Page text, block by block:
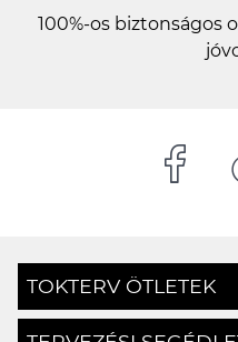
TERVEZÉSI SEGÉDLET